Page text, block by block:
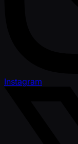
Instagram